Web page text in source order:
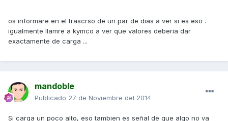
os informare en el trascrso de un par de dias a ver si es eso .
igualmente llamre a kymco a ver que valores deberia dar
exactamente de carga ...
mandoble
Publicado 27 de Noviembre del 2014
Si carga un poco alto, eso tambien es señal de que algo no va